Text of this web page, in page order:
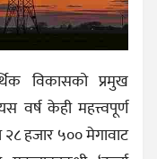
विकासको प्रमुख
वर्ष केही महत्त्वपूर्ण
हजार ५०० मेगावाट